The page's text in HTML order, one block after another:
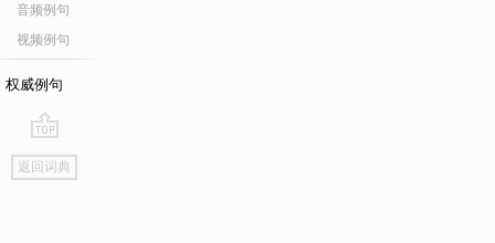
音频例句
视频例句
权威例句
go
top
返回词典